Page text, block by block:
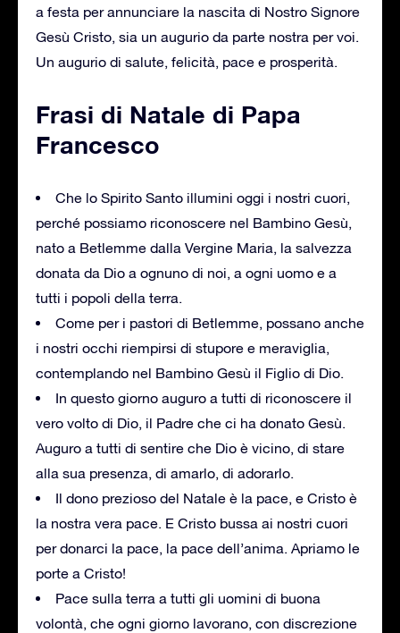
a festa per annunciare la nascita di Nostro Signore
Gesù Cristo, sia un augurio da parte nostra per voi.
Un augurio di salute, felicità, pace e prosperità.
Frasi di Natale di Papa
Francesco
Che lo Spirito Santo illumini oggi i nostri cuori,
perché possiamo riconoscere nel Bambino Gesù,
nato a Betlemme dalla Vergine Maria, la salvezza
donata da Dio a ognuno di noi, a ogni uomo e a
tutti i popoli della terra.
Come per i pastori di Betlemme, possano anche
i nostri occhi riempirsi di stupore e meraviglia,
contemplando nel Bambino Gesù il Figlio di Dio.
In questo giorno auguro a tutti di riconoscere il
vero volto di Dio, il Padre che ci ha donato Gesù.
Auguro a tutti di sentire che Dio è vicino, di stare
alla sua presenza, di amarlo, di adorarlo.
Il dono prezioso del Natale è la pace, e Cristo è
la nostra vera pace. E Cristo bussa ai nostri cuori
per donarci la pace, la pace dell’anima. Apriamo le
porte a Cristo!
Pace sulla terra a tutti gli uomini di buona
volontà, che ogni giorno lavorano, con discrezione